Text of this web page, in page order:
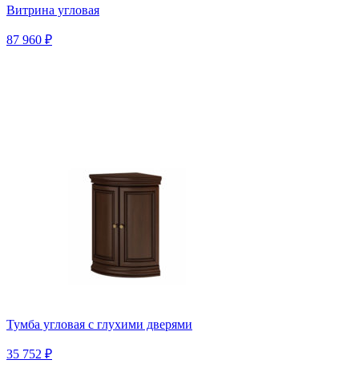
Витрина угловая
87 960 ₽
Тумба угловая с глухими дверями
35 752 ₽